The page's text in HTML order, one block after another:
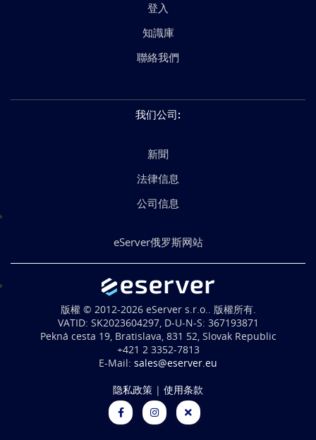
登入
知識庫
聯絡我們
我们公司:
新聞
法律信息
公司信息
eServer俄罗斯网站
版權 © 2012-2026 eServer s.r.o.. 版權所有.
VATID: SK2023604297, D-U-N-S: 367193871
Pekná cesta 19, Bratislava, 831 52, Slovak Republic
+421 2 3352-7813
E-Mail: sales@eserver.eu
隐私政策 | 使用条款